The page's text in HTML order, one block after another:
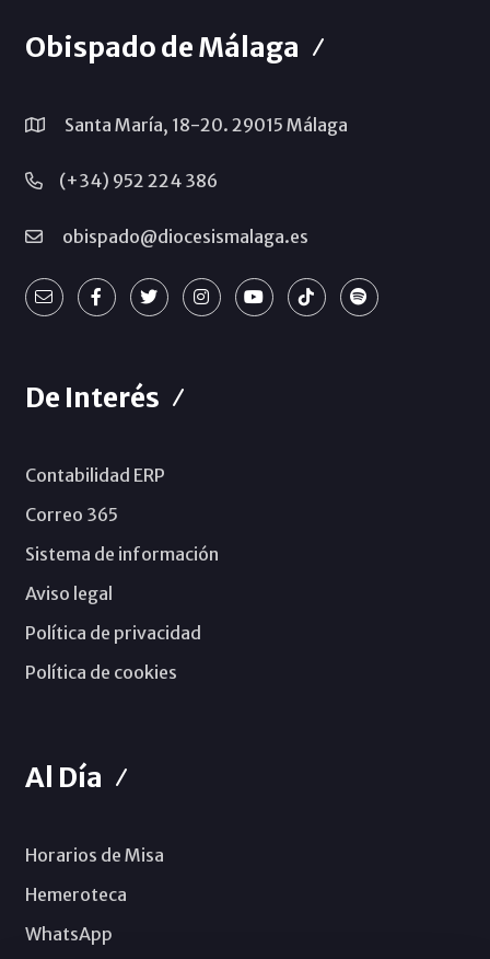
Obispado de Málaga
Santa María, 18-20. 29015 Málaga
(+34) 952 224 386
obispado@diocesismalaga.es
De Interés
Contabilidad ERP
Correo 365
Sistema de información
Aviso legal
Política de privacidad
Política de cookies
Al Día
Horarios de Misa
Hemeroteca
WhatsApp